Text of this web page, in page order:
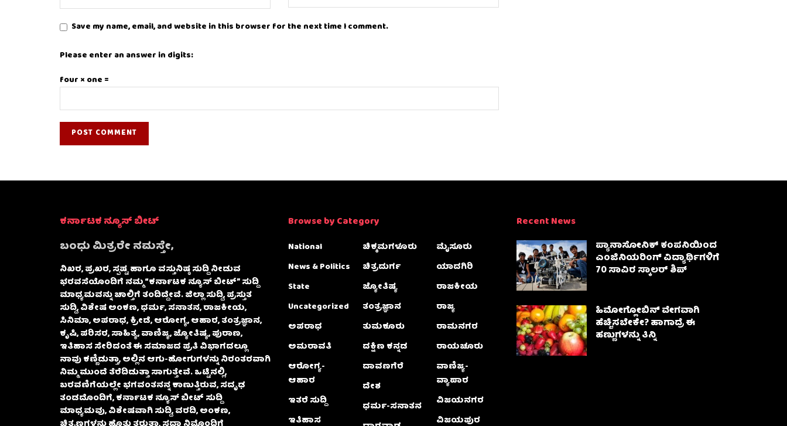
Save my name, email, and website in this browser for the next time I comment.
Please enter an answer in digits:
four × one =
ಕರ್ನಾಟಕ ನ್ಯೂಸ್ ಬೀಟ್
ಬಂಧು ಮಿತ್ರರೇ ನಮಸ್ತೇ,
ನಿಖರ, ಪ್ರಖರ, ಸ್ಪಷ್ಟ ಹಾಗೂ ವಸ್ತುನಿಷ್ಠ ಸುದ್ದಿ ನೀಡುವ
ಭರವಸೆಯೊಂದಿಗೆ ನಮ್ಮ “ಕರ್ನಾಟಕ ನ್ಯೂಸ್ ಬೀಟ್” ಸುದ್ದಿ
ಮಾಧ್ಯಮವನ್ನು ಚಾಲ್ತಿಗೆ ತಂದಿದ್ದೇವೆ. ಜಿಲ್ಲಾ ಸುದ್ದಿ, ಪ್ರಸ್ತುತ
ಸುದ್ದಿ, ವಿಶೇಷ ಅಂಕಣ, ಧರ್ಮ, ಸನಾತನ, ರಾಜಕೀಯ,
ಸಿನಿಮಾ, ಅಪರಾಧ, ಕ್ರೀಡೆ, ಆರೋಗ್ಯ, ಆಹಾರ, ತಂತ್ರಜ್ಞಾನ,
ಕೃಷಿ, ಪರಿಸರ, ಸಾಹಿತ್ಯ, ವಾಣಿಜ್ಯ, ಜ್ಯೋತಿಷ್ಯ, ಪುರಾಣ,
ಇತಿಹಾಸ ಸೇರಿದಂತೆ ಈ ಸಮಾಜದ ಪ್ರತಿ ವಿಭಾಗದಲ್ಲೂ
ನಾವು ಕಣ್ಣಿಡುತ್ತಾ, ಅಲ್ಲಿನ ಆಗು-ಹೋಗುಗಳನ್ನು ನಿರಂತರವಾಗಿ
ನಿಮ್ಮ ಮುಂದೆ ತೆರೆದಿಡುತ್ತಾ ಸಾಗುತ್ತೇವೆ. ಒಟ್ಟಿನಲ್ಲಿ,
ಬರವಣಿಗೆಯಲ್ಲೇ ಭಗವಂತನನ್ನ ಕಾಣುತ್ತಿರುವ, ಸದೃಢ
ತಂಡದೊಂದಿಗೆ, ಕರ್ನಾಟಕ ನ್ಯೂಸ್ ಬೀಟ್ ಸುದ್ದಿ
ಮಾಧ್ಯಮವು, ವಿಶೇಷವಾಗಿ ಸುದ್ದಿ, ವರದಿ, ಅಂಕಣ,
Browse by Category
National
News & Politics
State
Uncategorized
ಅಪರಾಧ
ಅಮರಾವತಿ
ಆರೋಗ್ಯ-
ಆಹಾರ
ಇತರೆ ಸುದ್ದಿ
ಇತಿಹಾಸ
ಚಿಕ್ಕಮಗಳೂರು
ಚಿತ್ರದುರ್ಗ
ಜ್ಯೋತಿಷ್ಯ
ತಂತ್ರಜ್ಞಾನ
ತುಮಕೂರು
ದಕ್ಷಿಣ ಕನ್ನಡ
ದಾವಣಗೆರೆ
ದೇಶ
ಧರ್ಮ-ಸನಾತನ
ಮೈಸೂರು
ಯಾದಗಿರಿ
ರಾಜಕೀಯ
ರಾಜ್ಯ
ರಾಮನಗರ
ರಾಯಚೂರು
ವಾಣಿಜ್ಯ-
ವ್ಯಾಪಾರ
ವಿಜಯನಗರ
ವಿಜಯಪುರ
Recent News
ಪ್ಯಾನಾಸೋನಿಕ್ ಕಂಪನಿಯಿಂದ
ಎಂಜಿನಿಯರಿಂಗ್ ವಿದ್ಯಾರ್ಥಿಗಳಿಗೆ
70 ಸಾವಿರ ಸ್ಕಾಲರ್ ಶಿಪ್
ಹಿಮೋಗ್ಲೋಬಿನ್ ವೇಗವಾಗಿ
ಹೆಚ್ಚಿಸಬೇಕೇ? ಹಾಗಾದ್ರೆ ಈ
ಹಣ್ಣುಗಳನ್ನು ತಿನ್ನಿ